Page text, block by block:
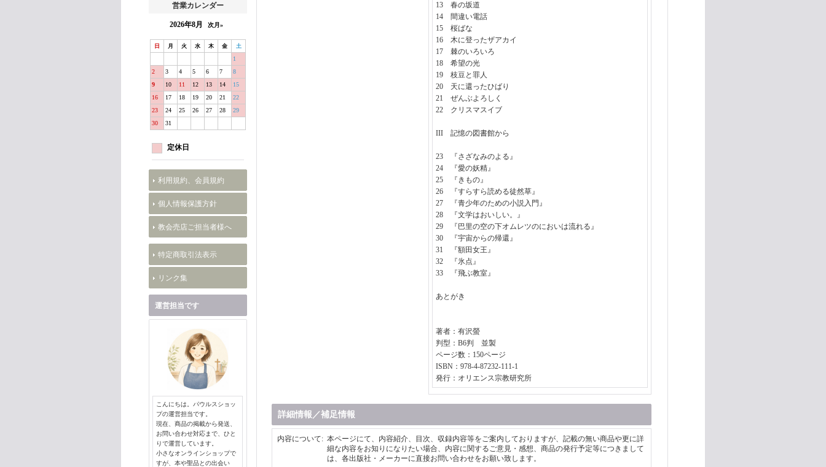
営業カレンダー
2026年8月 次月»
日 月 火 水 木 金 土
1
2
3 4 5 6 7
8
9
10 11 12 13 14
15
16
17 18 19 20 21
22
23
24 25 26 27 28
29
30
31
定休日
利用規約、会員規約
個人情報保護方針
教会売店ご担当者様へ
特定商取引法表示
リンク集
運営担当です
こんにちは。パウルスショッ
プの運営担当です。
現在、商品の掲載から発送、
お問い合わせ対応まで、ひと
りで運営しています。
小さなオンラインショップで
すが、本や聖品との出会い
13 春の坂道
14 間違い電話
15 桜ばな
16 木に登ったザアカイ
17 棘のいろいろ
18 希望の光
19 枝豆と罪人
20 天に還ったひばり
21 ぜんぶよろしく
22 クリスマスイブ
III 記憶の図書館から
23 『さざなみのよる』
24 『愛の妖精』
25 『きもの』
26 『すらすら読める徒然草』
27 『青少年のための小説入門』
28 『文学はおいしい。』
29 『巴里の空の下オムレツのにおいは流れる』
30 『宇宙からの帰還』
31 『額田女王』
32 『氷点』
33 『飛ぶ教室』
あとがき
著者：有沢螢
判型：B6判 並製
ページ数：150ページ
ISBN：978-4-87232-111-1
発行：オリエンス宗教研究所
詳細情報／補足情報
内容について: 本ページにて、内容紹介、目次、収録内容等をご案内しておりますが、記載の無い商品や更に詳
細な内容をお知りになりたい場合、内容に関するご意見・感想、商品の発行予定等につきまして
は、各出版社・メーカーに直接お問い合わせをお願い致します。